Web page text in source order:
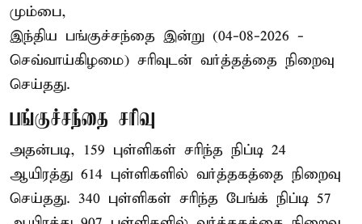
மும்பை,
இந்திய பங்குச்சந்தை இன்று (04-08-2026 -
செவ்வாய்கிழமை) சரிவுடன் வர்த்தத்தை நிறைவு
செய்தது.
பங்குச்சந்தை சரிவு
அதன்படி, 159 புள்ளிகள் சரிந்த நிப்டி 24
ஆயிரத்து 614 புள்ளிகளில் வர்த்தகத்தை நிறைவு
செய்தது. 340 புள்ளிகள் சரிந்த பேங்க் நிப்டி 57